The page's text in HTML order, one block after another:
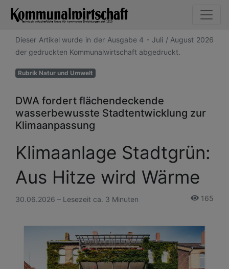
Dieser Artikel wurde in der Ausgabe 4 - Juli / August 2026
der gedruckten Kommunalwirtschaft abgedruckt.
Rubrik Natur und Umwelt
DWA fordert flächendeckende
wasserbewusste Stadtentwicklung zur
Klimaanpassung
Klimaanlage Stadtgrün:
Aus Hitze wird Wärme
30.06.2026 – Lesezeit ca. 3 Minuten 165